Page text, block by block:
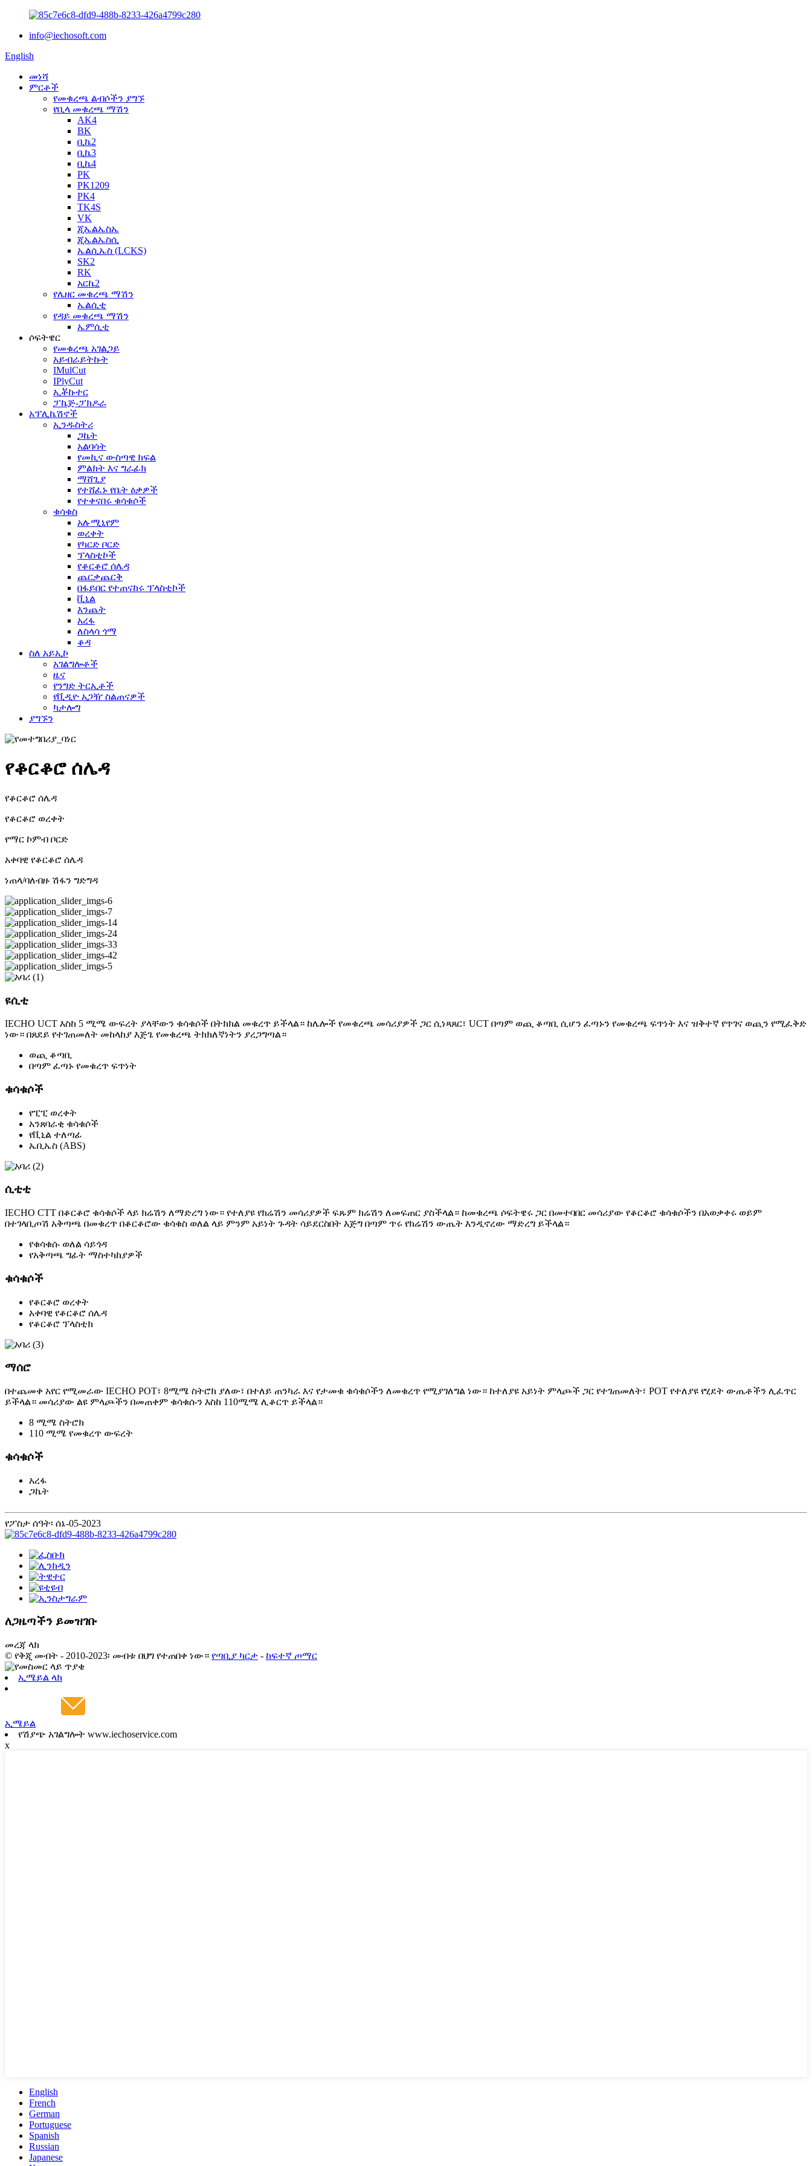
info@iechosoft.com
English
መነሻ
ምርቶች
የመቁረጫ ልብሶችን ያግኙ
የቢላ መቁረጫ ማሽን
AK4
BK
ቢኬ2
ቢኬ3
ቢኬ4
PK
PK1209
PK4
TK4S
VK
ጂኤልኤስኤ
ጂኤልኤስሲ
ኤልሲኤስ (LCKS)
SK2
RK
አርኬ2
የሌዘር መቁረጫ ማሽን
ኤልሲቲ
የዳይ መቁረጫ ማሽን
ኤምሲቲ
ሶፍትዌር
የመቁረጫ አገልጋይ
አይብራይትኩት
IMulCut
IPlyCut
ኢቾኩተር
ፓኬጅ-ፓክዶራ
አፕሊኬሽኖች
ኢንዱስትሪ
ጋኬት
አልባሳት
የመኪና ውስጣዊ ክፍል
ምልክት እና ግራፊክ
ማሸጊያ
የተሸፈኑ የቤት ዕቃዎች
የተቀናበሩ ቁሳቁሶች
ቁሳቁስ
አሉሚኒየም
ወረቀት
የካርድ ቦርድ
ፕላስቲኮች
የቆርቆሮ ሰሌዳ
ጨርቃጨርቅ
በፋይበር የተጠናከሩ ፕላስቲኮች
ቪኒል
እንጨት
አረፋ
ለስላሳ ጎማ
ቆዳ
ስለ አይኢኮ
አገልግሎቶች
ዜና
የንግድ ትርኢቶች
የቪዲዮ አጋዥ ስልጠናዎች
ካታሎግ
ያግኙን
የቆርቆሮ ሰሌዳ
የቆርቆሮ ሰሌዳ
የቆርቆሮ ወረቀት
የማር ኮምብ ቦርድ
አቀባዊ የቆርቆሮ ሰሌዳ
ነጠላ/ባለብዙ ሽፋን ግድግዳ
ዩሲቲ
IECHO UCT እስከ 5 ሚሜ ውፍረት ያላቸውን ቁሳቁሶች በትክክል መቁረጥ ይችላል። ከሌሎች የመቁረጫ መሳሪያዎች ጋር ሲነጻጸር፣ UCT በጣም ወጪ ቆጣቢ ሲሆን ፈጣኑን የመቁረጫ ፍጥነት እና ዝቅተኛ የጥገና ወጪን የሚፈቅድ
ነው። በጸደይ የተገጠመለት መከላከያ እጅጌ የመቁረጫ ትክክለኛነትን ያረጋግጣል።
ወጪ ቆጣቢ
በጣም ፈጣኑ የመቁረጥ ፍጥነት
ቁሳቁሶች
የፒፒ ወረቀት
አንጸባራቂ ቁሳቁሶች
የቪኒል ተለጣፊ
ኤቢኤስ (ABS)
ሲቲቲ
IECHO CTT በቆርቆሮ ቁሳቁሶች ላይ ክሬሽን ለማድረግ ነው። የተለያዩ የክሬሽን መሳሪያዎች ፍጹም ክሬሽን ለመፍጠር ያስችላል። ከመቁረጫ ሶፍትዌሩ ጋር በመተባበር መሳሪያው የቆርቆሮ ቁሳቁሶችን በአወቃቀሩ ወይም
በተገላቢጦሽ አቅጣጫ በመቁረጥ በቆርቆሮው ቁሳቁስ ወለል ላይ ምንም አይነት ጉዳት ሳይደርስበት እጅግ በጣም ጥሩ የክሬሽን ውጤት እንዲኖረው ማድረግ ይችላል።
የቁሳቁሱ ወለል ሳይጎዳ
የአቅጣጫ ግፊት ማስተካከያዎች
ቁሳቁሶች
የቆርቆሮ ወረቀት
አቀባዊ የቆርቆሮ ሰሌዳ
የቆርቆሮ ፕላስቲክ
ማሰሮ
በተጨመቀ አየር የሚመራው IECHO POT፣ 8ሚሜ ስትሮክ ያለው፣ በተለይ ጠንካራ እና የታመቁ ቁሳቁሶችን ለመቁረጥ የሚያገለግል ነው። ከተለያዩ አይነት ምላጮች ጋር የተገጠመለት፣ POT የተለያዩ የሂደት ውጤቶችን ሊፈጥር
ይችላል። መሳሪያው ልዩ ምላጮችን በመጠቀም ቁሳቁሱን እስከ 110ሚሜ ሊቆርጥ ይችላል።
8 ሚሜ ስትሮክ
110 ሚሜ የመቁረጥ ውፍረት
ቁሳቁሶች
አረፋ
ጋኬት
የፖስታ ሰዓት፡ ሰኔ-05-2023
ለጋዜጣችን ይመዝገቡ
መረጃ ላክ
© የቅጂ መብት - 2010-2023፡ መብቱ በህግ የተጠበቀ ነው። የጣቢያ ካርታ - ከፍተኛ ጦማር
ኢሜይል ላክ
ኢሜይል
የሽያጭ አገልግሎት www.iechoservice.com
x
English
French
German
Portuguese
Spanish
Russian
Japanese